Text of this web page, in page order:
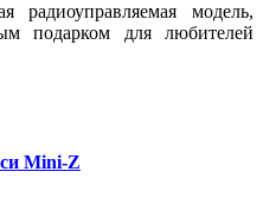
модель,
подарком для любителей
Mini-Z